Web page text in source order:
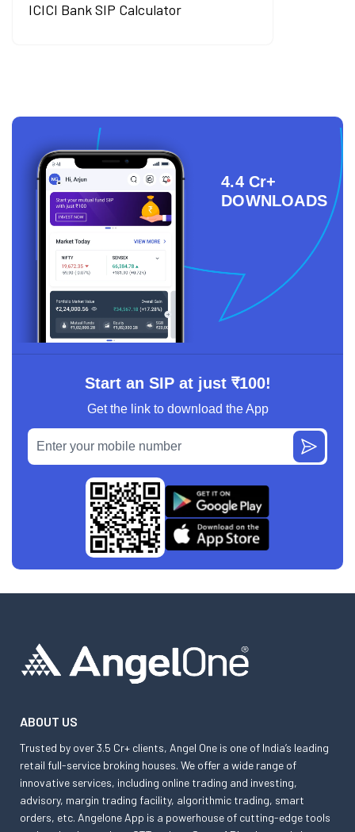
ICICI Bank SIP Calculator
4.4 Cr+
DOWNLOADS
Start an SIP at just ₹100!
Get the link to download the App
ABOUT US
Trusted by over 3.5 Cr+ clients, Angel One is one of India’s leading
retail full-service broking houses. We offer a wide range of
innovative services, including online trading and investing,
advisory, margin trading facility, algorithmic trading, smart
orders, etc. Angelone App is a powerhouse of cutting-edge tools